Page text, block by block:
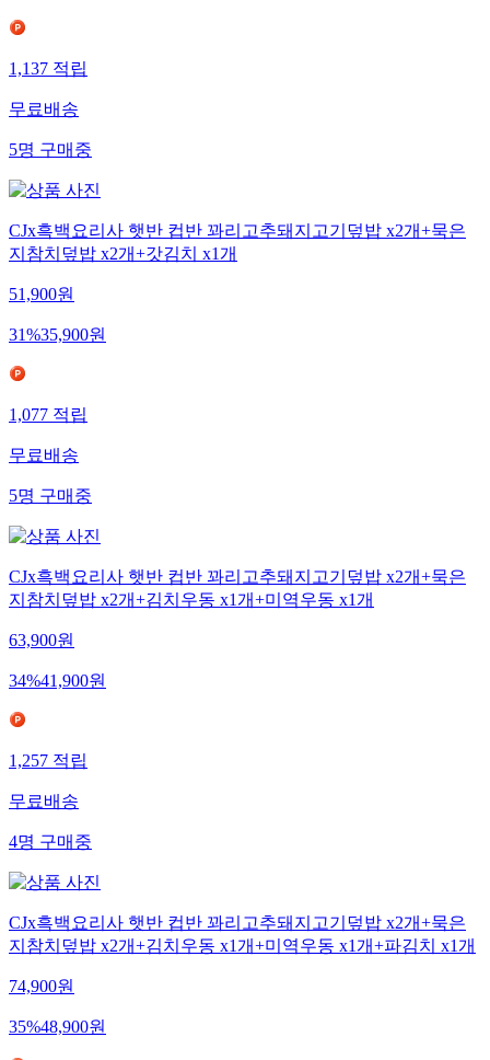
1,137적립
무료배송
5명구매중
CJx흑백요리사 햇반 컵반 꽈리고추돼지고기덮밥 x2개+묵은
지참치덮밥 x2개+갓김치 x1개
51,900원
31%35,900원
1,077적립
무료배송
5명구매중
CJx흑백요리사 햇반 컵반 꽈리고추돼지고기덮밥 x2개+묵은
지참치덮밥 x2개+김치우동 x1개+미역우동 x1개
63,900원
34%41,900원
1,257적립
무료배송
4명구매중
CJx흑백요리사 햇반 컵반 꽈리고추돼지고기덮밥 x2개+묵은
지참치덮밥 x2개+김치우동 x1개+미역우동 x1개+파김치 x1개
74,900원
35%48,900원